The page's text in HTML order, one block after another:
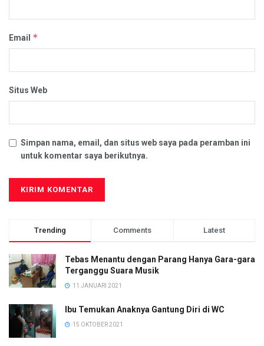
Email *
Situs Web
Simpan nama, email, dan situs web saya pada peramban ini
untuk komentar saya berikutnya.
Trending Comments Latest
Tebas Menantu dengan Parang Hanya Gara-gara
Terganggu Suara Musik
11 JANUARI 2021
Ibu Temukan Anaknya Gantung Diri di WC
15 OKTOBER 2021